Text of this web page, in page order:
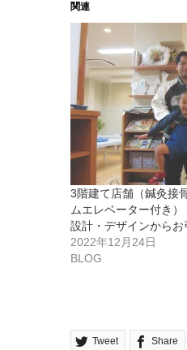
関連
3階建て店舗（鍼灸接
ムエレベーター付き
設計・デザインからお
2022年12月24日
BLOG
Tweet Share